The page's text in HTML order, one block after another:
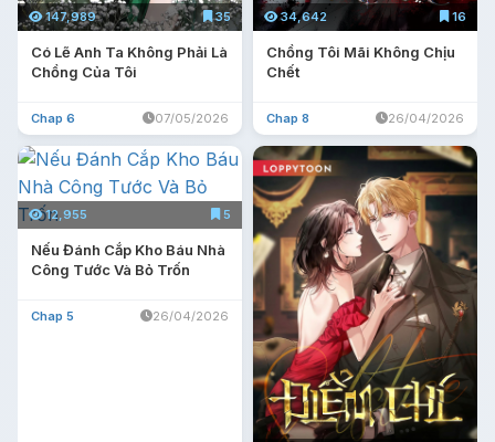
147,989 35
Có Lẽ Anh Ta Không Phải Là
Chồng Của Tôi
Chap 6 07/05/2026
34,642 16
Chồng Tôi Mãi Không Chịu
Chết
Chap 8 26/04/2026
12,955 5
Nếu Đánh Cắp Kho Báu Nhà
Công Tước Và Bỏ Trốn
Chap 5 26/04/2026